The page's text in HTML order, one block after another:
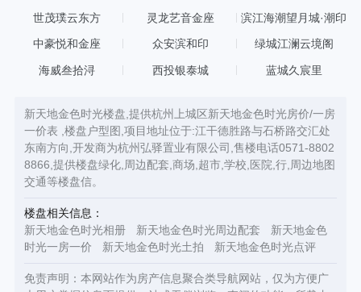
世茂璞云东方 灵龙艺音金座 滨江海潮望月城·潮印
中豪悦和金座 众安滨和印 绿城江澜云境阁
海威叁拾浔 西投银泰城 蓝城久宸里
新天地金色时光楼盘,提供杭州上城区新天地金色时光房价/一房
一价表 ,楼盘户型图,项目地址位于:江干德胜路与石桥路交汇处
东南方向,开发商为杭州弘驿置业有限公司,售楼电话0571-8802
8866,提供楼盘绿化,周边配套,商场,超市,学校,医院,行,周边地图
交通等楼盘信。
楼盘相关信息：
新天地金色时光相册
新天地金色时光周边配套
新天地金色
时光一房一价
新天地金色时光土拍 新天地金色时光点评
免责声明：本网站作为房产信息聚合类导航网站，仅为方便广